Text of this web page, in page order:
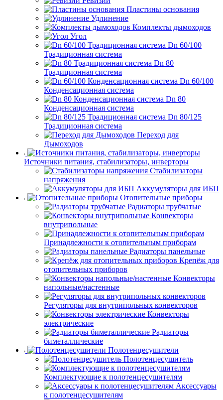
Пластины основания
Удлинение
Комплекты дымоходов
Угол
Dn 60/100
Традиционная система
Dn 80
Традиционная система
Dn 60/100
Конденсационная система
Dn 80
Конденсационная система
Dn 80/125
Традиционная система
Переход для
Дымоходов
Источники питания, стабилизаторы, инверторы
Стабилизаторы
напряжения
Аккумуляторы для ИБП
Отопительные приборы
Радиаторы трубчатые
Конвекторы
внутрипольные
Принадлежности к отопительным приборам
Радиаторы панельные
Крепёж для
отопительных приборов
Конвекторы
напольные/настенные
Регуляторы для внутрипольных конвекторов
Конвекторы
электрические
Радиаторы
биметаллические
Полотенцесушители
Полотенцесушитель
Комплектующие к полотенцесушителям
Аксессуары
к полотенцесушителям